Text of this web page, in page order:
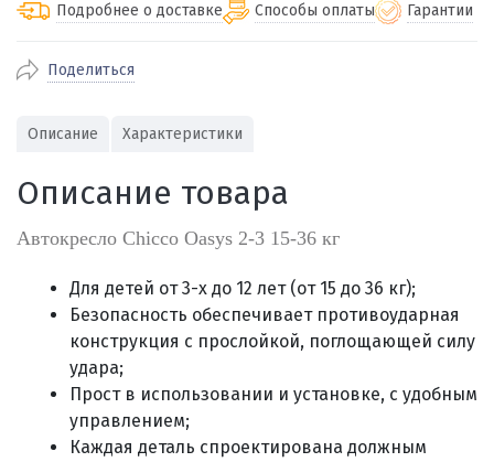
Подробнее о доставке
По Екатеринбургу бесплатная
По близлежащим городам
Отправляем во все регионы России
службами Пэк, Кит, Луч, Сдэк, Озон
доставка, Почта РФ или любой другой
Способы оплаты
Екатеринбурга и близлежащих
Через СБП при получении (для
Екатеринбурга и близлежащих
городов)
Оплата по счету для юридических лиц
Гарантии
Поделиться
Описание Характеристики
Описание товара
Автокресло Chicco Oasys 2-3 15-36 кг
Для детей от 3-х до 12 лет (от 15 до 36 кг);
Безопасность обеспечивает противоударная
конструкция с прослойкой, поглощающей силу
удара;
Прост в использовании и установке, с удобным
управлением;
Каждая деталь спроектирована должным